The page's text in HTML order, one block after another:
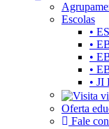
Escolas
•
•
•
•
• JI
Oferta
Fale